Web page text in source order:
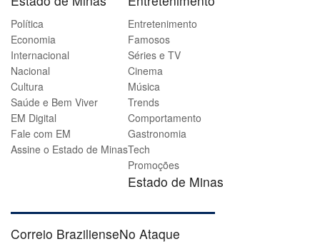
Política
Economia
Internacional
Nacional
Cultura
Saúde e Bem Viver
EM Digital
Fale com EM
Assine o Estado de Minas
Entretenimento
Famosos
Séries e TV
Cinema
Música
Trends
Comportamento
Gastronomia
Tech
Promoções
Estado de Minas
Correio BrazilienseNo Ataque